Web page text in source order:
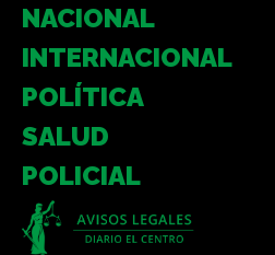
NACIONAL
INTERNACIONAL
POLÍTICA
SALUD
POLICIAL